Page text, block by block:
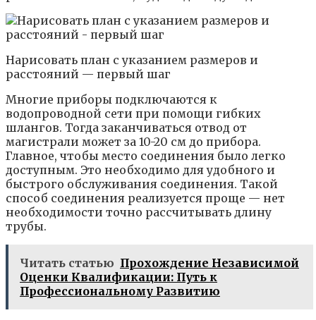
Нарисовать план с указанием размеров и
расстояний — первый шаг
Многие приборы подключаются к
водопроводной сети при помощи гибких
шлангов. Тогда заканчиваться отвод от
магистрали может за 10-20 см до прибора.
Главное, чтобы место соединения было легко
доступным. Это необходимо для удобного и
быстрого обслуживания соединения. Такой
способ соединения реализуется проще — нет
необходимости точно рассчитывать длину
трубы.
Читать статью Прохождение Независимой
Оценки Квалификации: Путь к
Профессиональному Развитию